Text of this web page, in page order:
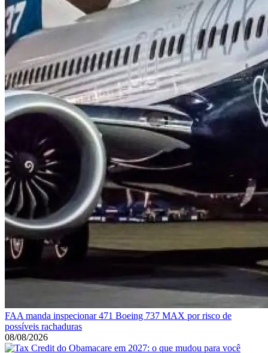
FAA manda inspecionar 471 Boeing 737 MAX por risco de
possíveis rachaduras
08/08/2026